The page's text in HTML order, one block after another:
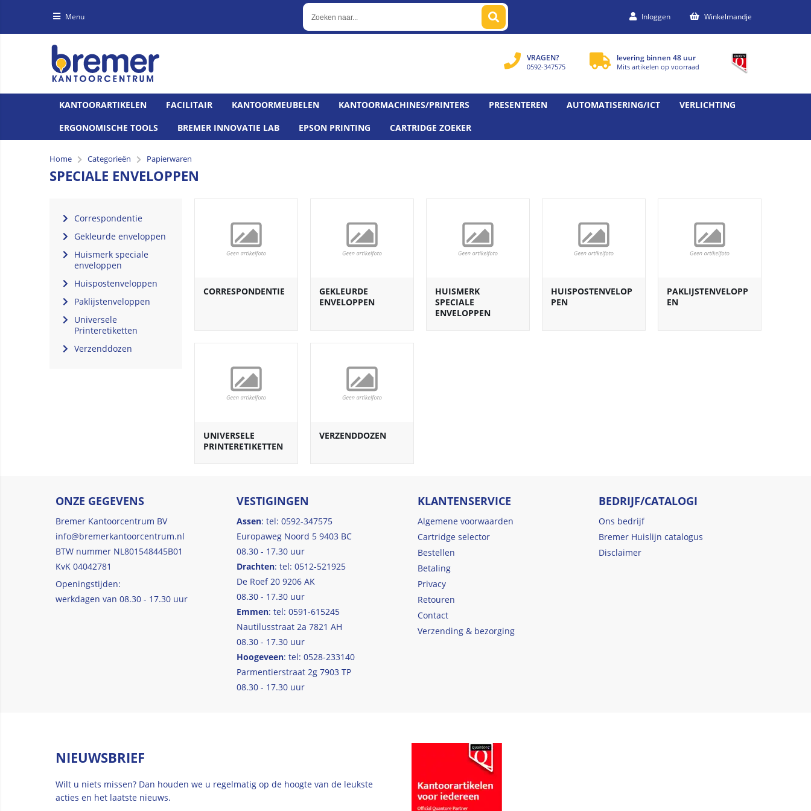
Menu Inloggen Winkelmandje
levering binnen 48 uur
Mits artikelen op voorraad
VRAGEN?
0592-347575
KANTOORARTIKELEN FACILITAIR KANTOORMEUBELEN KANTOORMACHINES/PRINTERS PRESENTEREN AUTOMATISERING/ICT
VERLICHTING
ERGONOMISCHE TOOLS
BREMER INNOVATIE LAB EPSON PRINTING CARTRIDGE ZOEKER
Home Categorieën Papierwaren
SPECIALE ENVELOPPEN
Correspondentie
Gekleurde enveloppen
Huismerk speciale
enveloppen
Huispostenveloppen
Paklijstenveloppen
Universele
Printeretiketten
Verzenddozen
CORRESPONDENTIE
GEKLEURDE
ENVELOPPEN
HUISMERK
SPECIALE
ENVELOPPEN
HUISPOSTENVELOP
PEN
PAKLIJSTENVELOPP
EN
UNIVERSELE
PRINTERETIKETTEN
VERZENDDOZEN
ONZE GEGEVENS
Bremer Kantoorcentrum BV
info@bremerkantoorcentrum.nl
BTW nummer NL801548445B01
KvK 04042781
Openingstijden:
werkdagen van 08.30 - 17.30 uur
VESTIGINGEN
Assen: tel: 0592-347575
Europaweg Noord 5 9403 BC
08.30 - 17.30 uur
Drachten: tel: 0512-521925
De Roef 20 9206 AK
08.30 - 17.30 uur
Emmen: tel: 0591-615245
Nautilusstraat 2a 7821 AH
08.30 - 17.30 uur
Hoogeveen: tel: 0528-233140
Parmentierstraat 2g 7903 TP
08.30 - 17.30 uur
KLANTENSERVICE
Algemene voorwaarden
Cartridge selector
Bestellen
Betaling
Privacy
Retouren
Contact
Verzending & bezorging
BEDRIJF/CATALOGI
Ons bedrijf
Bremer Huislijn catalogus
Disclaimer
NIEUWSBRIEF
Wilt u niets missen? Dan houden we u regelmatig op de hoogte van de leukste
acties en het laatste nieuws.